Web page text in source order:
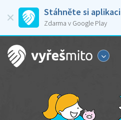
Stáhněte si aplikaci
Zdarma v Google Play